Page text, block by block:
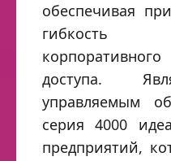
обеспечивая
гибкость
доступа.
управляемым
серия 4000
предприятий,